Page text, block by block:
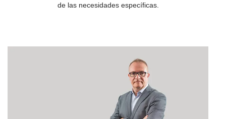
de las necesidades específicas.